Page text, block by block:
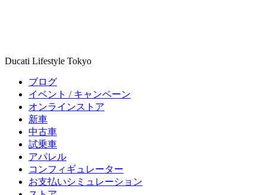
Ducati Lifestyle Tokyo
ブログ
イベント / キャンペーン
オンラインストア
新車
中古車
試乗車
アパレル
コンフィギュレーター
お支払いシミュレーション